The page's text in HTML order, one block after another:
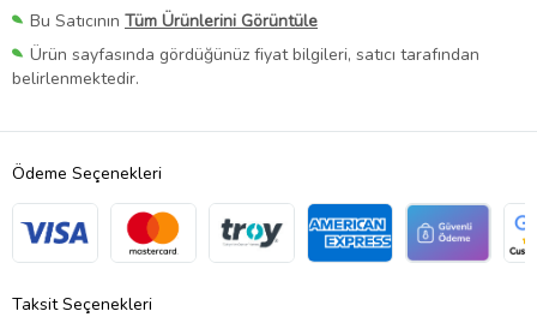
Bu Satıcının Tüm Ürünlerini Görüntüle
Ürün sayfasında gördüğünüz fiyat bilgileri, satıcı tarafından
belirlenmektedir.
Ödeme Seçenekleri
Taksit Seçenekleri